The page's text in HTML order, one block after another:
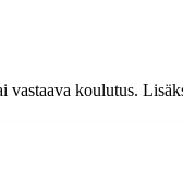
koulutus.